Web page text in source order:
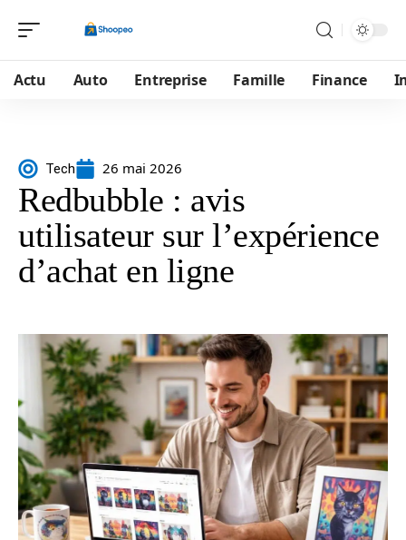
Actu Auto Entreprise Famille Finance
Tech 26 mai 2026
Redbubble : avis
utilisateur sur l’expérience
d’achat en ligne